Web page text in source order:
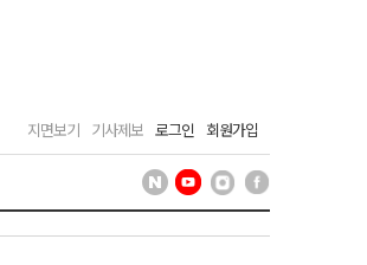
지면보기 기사제보 로그인 회원가입